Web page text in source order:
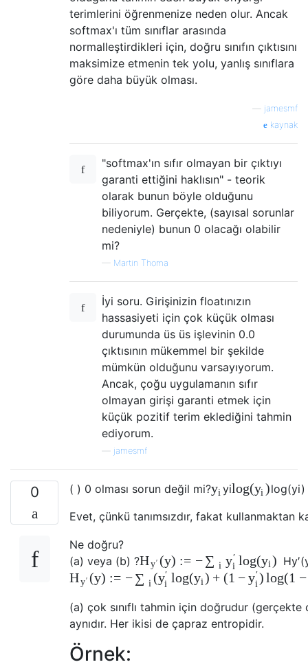
terimlerini öğrenmenize neden olur. Ancak
softmax'ı tüm sınıflar arasında
normalleştirdikleri için, doğru sınıfın çıktısını
maksimize etmenin tek yolu, yanlış sınıflara
göre daha büyük olması.
jamesmf
kaynak
"softmax'ın sıfır olmayan bir çıktıyı
garanti ettiğini haklısın" - teorik
olarak bunun böyle olduğunu
biliyorum. Gerçekte, (sayısal sorunlar
nedeniyle) bunun 0 olacağı olabilir
mi?
— Martin Thoma
İyi soru. Girişinizin floatınızın
hassasiyeti için çok küçük olması
durumunda üs üs işlevinin 0.0
çıktısının mükemmel bir şekilde
mümkün olduğunu varsayıyorum.
Ancak, çoğu uygulamanın sıfır
olmayan girişi garanti etmek için
küçük pozitif terim eklediğini tahmin
ediyorum.
jamesmf
0 ( ) 0 olması sorun değil mi?yi yilog(yi )log(yi)
Evet, çünkü tanımsızdır, fakat kullanmaktan
Ne doğru?
(a) veya (b) ?Hy′ (y) := − ∑ i y′
i log(yi) Hy′(
Hy′ (y) := − ∑ i (y′
i log(yi ) + (1 − y′
i ) log(1 −
(a) çok sınıflı tahmin için doğrudur
aynıdır. Her ikisi de çapraz entropidir.
Örnek: